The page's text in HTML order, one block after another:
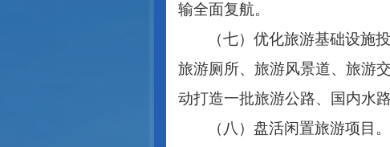
输全面复航。
（七）优化旅游基础设施
旅游厕所、旅游风景道、旅游
动打造一批旅游公路、国内水
（八）盘活闲置旅游项目